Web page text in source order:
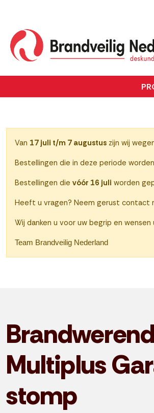
Van 17 juli t/m 7 augustus zijn wij
Bestellingen die in deze periode
Bestellingen dievóór 16 juli worden
Heeft u vragen? Neem gerust contact
Wij danken u voor uw begrip en
Team Brandveilig Nederland
Multiplus
stomp